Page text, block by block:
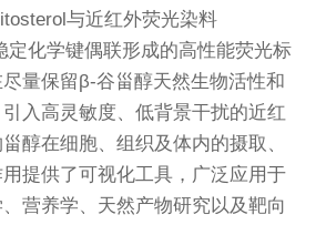
与近红外荧光染料
定化学键偶联形成的高性能荧光标
量保留β-谷甾醇天然生物活性和
入高灵敏度、低背景干扰的近红
醇在细胞、组织及体内的摄取、
提供了可视化工具，广泛应用于
营养学、天然产物研究以及靶向